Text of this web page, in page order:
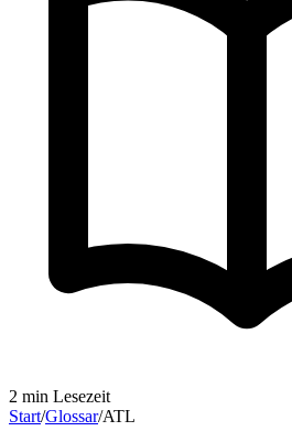
2 min Lesezeit
Start/Glossar/ATL